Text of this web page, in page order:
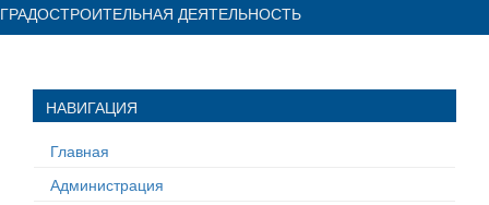
ГРАДОСТРОИТЕЛЬНАЯ ДЕЯТЕЛЬНОСТЬ
НАВИГАЦИЯ
Главная
Администрация